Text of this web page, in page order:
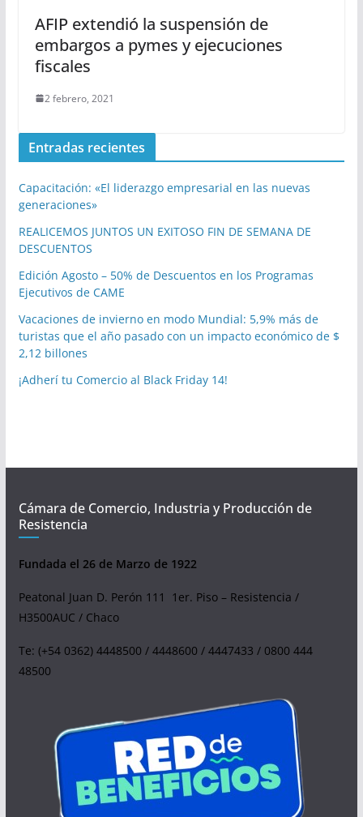
AFIP extendió la suspensión de
embargos a pymes y ejecuciones
fiscales
2 febrero, 2021
Entradas recientes
Capacitación: «El liderazgo empresarial en las nuevas
generaciones»
REALICEMOS JUNTOS UN EXITOSO FIN DE SEMANA DE
DESCUENTOS
Edición Agosto – 50% de Descuentos en los Programas
Ejecutivos de CAME
Vacaciones de invierno en modo Mundial: 5,9% más de
turistas que el año pasado con un impacto económico de $
2,12 billones
¡Adherí tu Comercio al Black Friday 14!
Cámara de Comercio, Industria y Producción de
Resistencia
Fundada el 26 de Marzo de 1922
Peatonal Juan D. Perón 111 1er. Piso – Resistencia /
H3500AUC / Chaco
Te: (+54 0362) 4448500 / 4448600 / 4447433 / 0800 444
48500